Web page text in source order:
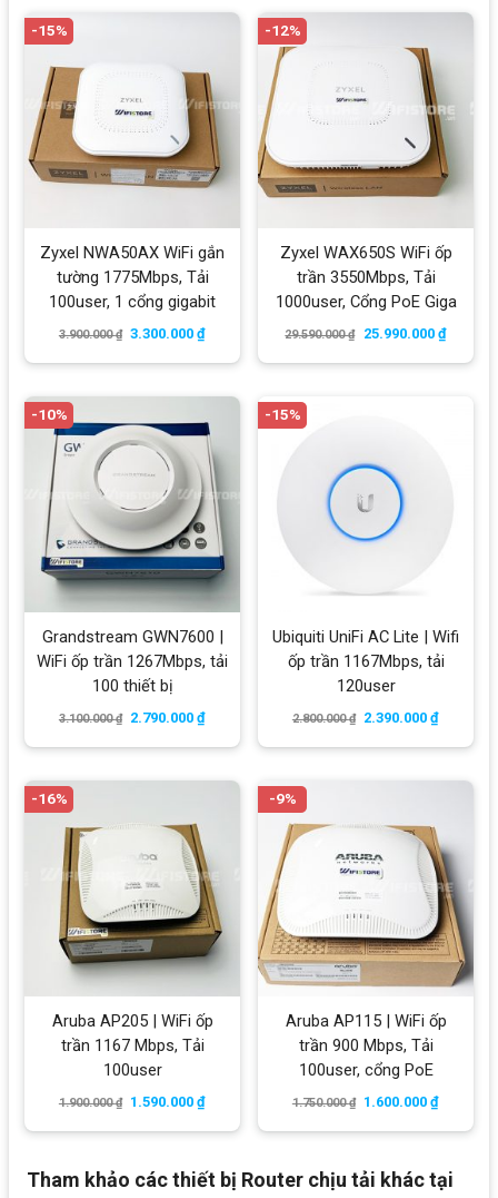
-15%
Zyxel NWA50AX WiFi gắn
tường 1775Mbps, Tải
100user, 1 cổng gigabit
3.900.000₫ 3.300.000₫
-12%
Zyxel WAX650S WiFi ốp
trần 3550Mbps, Tải
1000user, Cổng PoE Giga
29.590.000₫ 25.990.000 ₫
-10%
Grandstream GWN7600 |
WiFi ốp trần 1267Mbps, tải
100 thiết bị
3.100.000₫ 2.790.000₫
-15%
Ubiquiti UniFi AC Lite | Wifi
ốp trần 1167Mbps, tải
120user
2.800.000₫ 2.390.000₫
-16%
Aruba AP205 | WiFi ốp
trần 1167 Mbps, Tải
100user
1.900.000₫ 1.590.000₫
-9%
Aruba AP115 | WiFi ốp
trần 900 Mbps, Tải
100user, cổng PoE
1.750.000₫ 1.600.000₫
Tham khảo các thiết bị Router chịu tải khác tại